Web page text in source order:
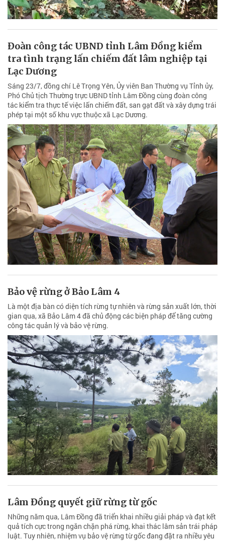
Đoàn công tác UBND tỉnh Lâm Đồng kiểm
tra tình trạng lấn chiếm đất lâm nghiệp tại
Lạc Dương
Sáng 23/7, đồng chí Lê Trọng Yên, Ủy viên Ban Thường vụ Tỉnh ủy,
Phó Chủ tịch Thường trực UBND tỉnh Lâm Đồng cùng đoàn công
tác kiểm tra thực tế việc lấn chiếm đất, san gạt đất và xây dựng trái
phép tại một số khu vực thuộc xã Lạc Dương.
Bảo vệ rừng ở Bảo Lâm 4
Là một địa bàn có diện tích rừng tự nhiên và rừng sản xuất lớn, thời
gian qua, xã Bảo Lâm 4 đã chủ động các biện pháp để tăng cường
công tác quản lý và bảo vệ rừng.
Lâm Đồng quyết giữ rừng từ gốc
Những năm qua, Lâm Đồng đã triển khai nhiều giải pháp và đạt kết
quả tích cực trong ngăn chặn phá rừng, khai thác lâm sản trái pháp
luật. Tuy nhiên, nhiệm vụ bảo vệ rừng từ gốc đang đặt ra nhiều yêu